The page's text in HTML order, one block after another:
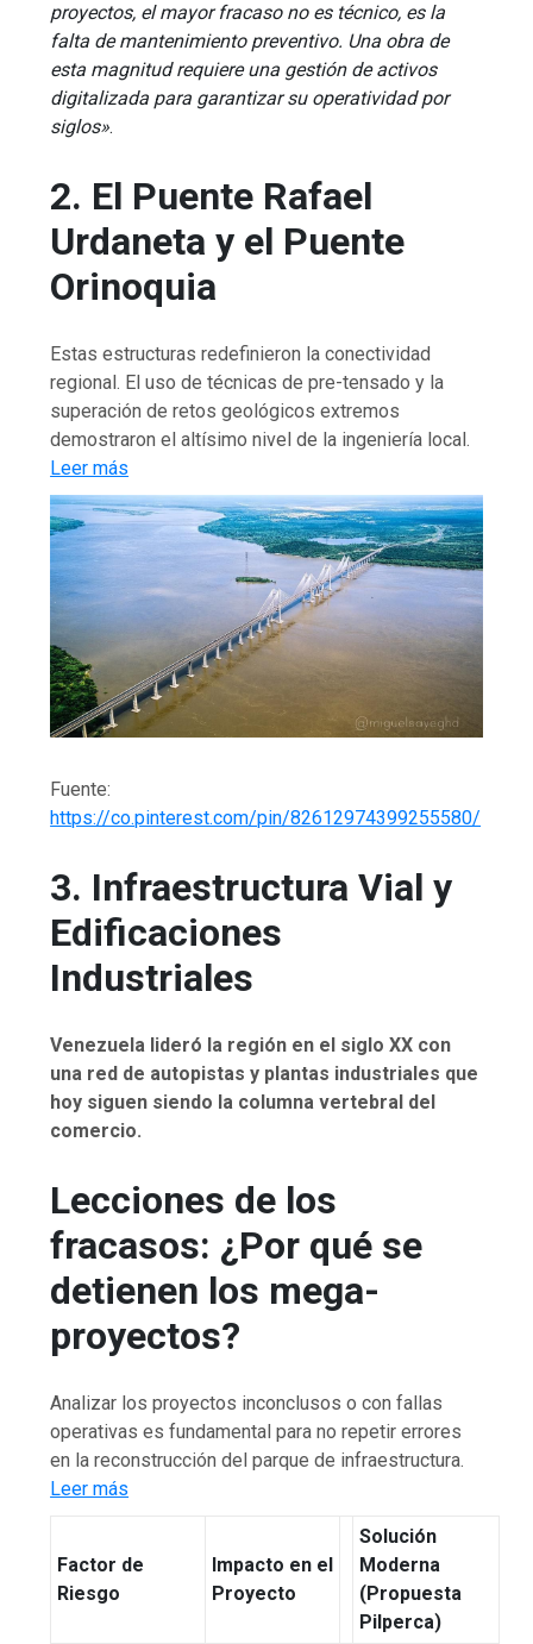
proyectos, el mayor fracaso no es técnico, es la
falta de mantenimiento preventivo. Una obra de
esta magnitud requiere una gestión de activos
digitalizada para garantizar su operatividad por
siglos».
2. El Puente Rafael
Urdaneta y el Puente
Orinoquia
Estas estructuras redefinieron la conectividad
regional. El uso de técnicas de pre-tensado y la
superación de retos geológicos extremos
demostraron el altísimo nivel de la ingeniería local.
Leer más
Fuente:
https://co.pinterest.com/pin/82612974399255580/
3. Infraestructura Vial y
Edificaciones
Industriales
Venezuela lideró la región en el siglo XX con
una red de autopistas y plantas industriales que
hoy siguen siendo la columna vertebral del
comercio.
Lecciones de los
fracasos: ¿Por qué se
detienen los mega-
proyectos?
Analizar los proyectos inconclusos o con fallas
operativas es fundamental para no repetir errores
en la reconstrucción del parque de infraestructura.
Leer más
Factor de
Riesgo
Impacto en el
Proyecto
Solución
Moderna
(Propuesta
Pilperca)